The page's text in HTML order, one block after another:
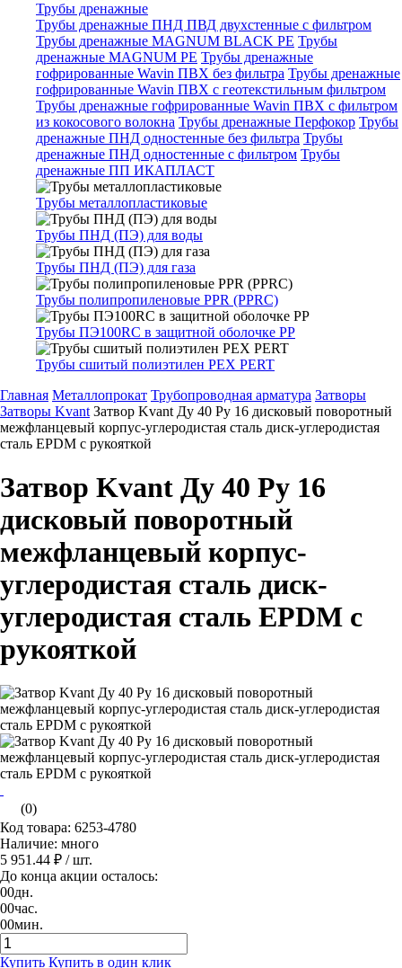
Трубы дренажные
Трубы дренажные ПНД ПВД двухстенные с фильтром
Трубы дренажные MAGNUM BLACK PE Трубы
дренажные MAGNUM PE Трубы дренажные
гофрированные Wavin ПВХ без фильтра Трубы дренажные
гофрированные Wavin ПВХ с геотекстильным фильтром
Трубы дренажные гофрированные Wavin ПВХ с фильтром
из кокосового волокна Трубы дренажные Перфокор Трубы
дренажные ПНД одностенные без фильтра Трубы
дренажные ПНД одностенные с фильтром Трубы
дренажные ПП ИКАПЛАСТ
Трубы металлопластиковые
Трубы ПНД (ПЭ) для воды
Трубы ПНД (ПЭ) для газа
Трубы полипропиленовые PPR (PPRC)
Трубы ПЭ100RC в защитной оболочке PP
Трубы сшитый полиэтилен PEX PERT
Главная Металлопрокат Трубопроводная арматура Затворы
Затворы Kvant Затвор Kvant Ду 40 Ру 16 дисковый поворотный
межфланцевый корпус-углеродистая сталь диск-углеродистая
сталь EPDM с рукояткой
Затвор Kvant Ду 40 Ру 16
дисковый поворотный
межфланцевый корпус-
углеродистая сталь диск-
углеродистая сталь EPDM с
рукояткой
(0)
Код товара: 6253-4780
Наличие: много
5 951.44 ₽ / шт.
До конца акции осталось:
00дн.
00час.
00мин.
Купить Купить в один клик